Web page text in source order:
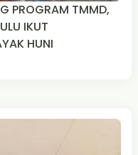
PROGRAM TMMD,
IKUT
HUNI